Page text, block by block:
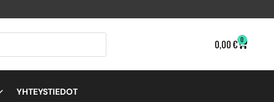
0,00€ 0
YHTEYSTIEDOT